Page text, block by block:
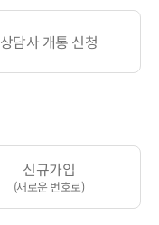
상담사 개통 신청
신규가입
(새로운 번호로)